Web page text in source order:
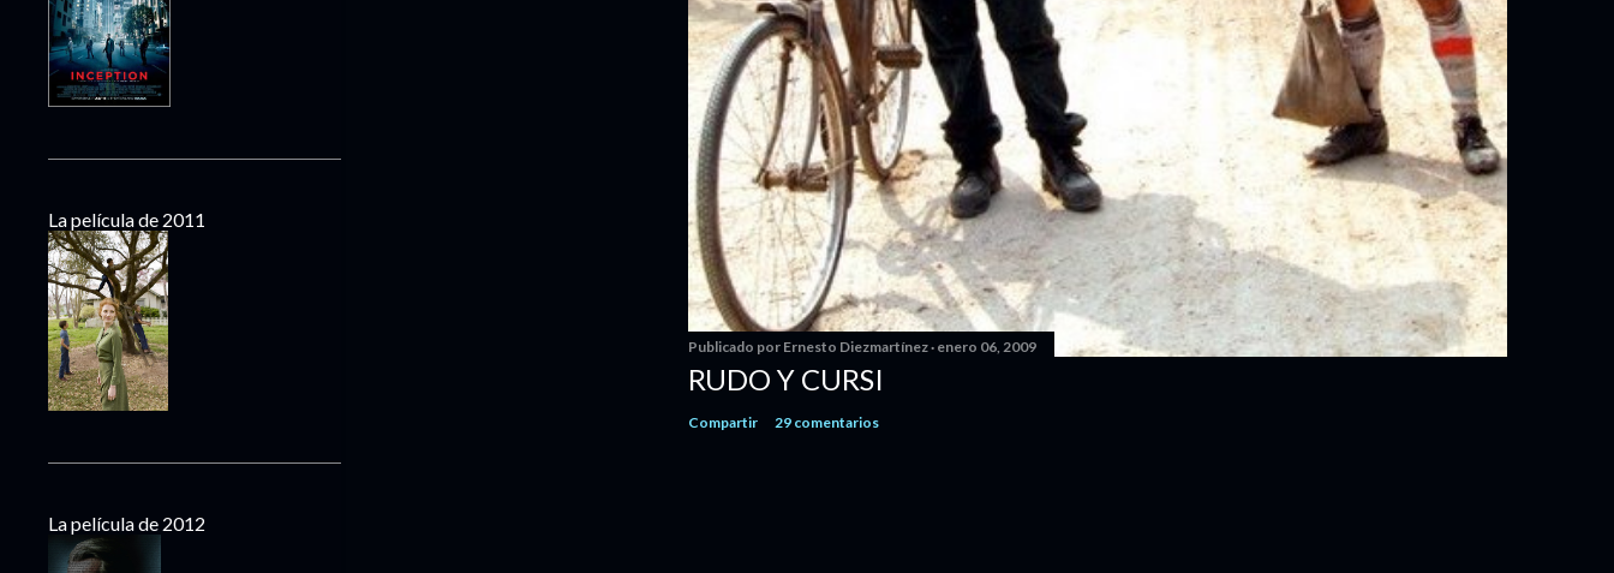
Publicado por Ernesto Diezmartínez enero 06, 2009
RUDO Y CURSI
Compartir 29 comentarios
La película de 2011
La película de 2012